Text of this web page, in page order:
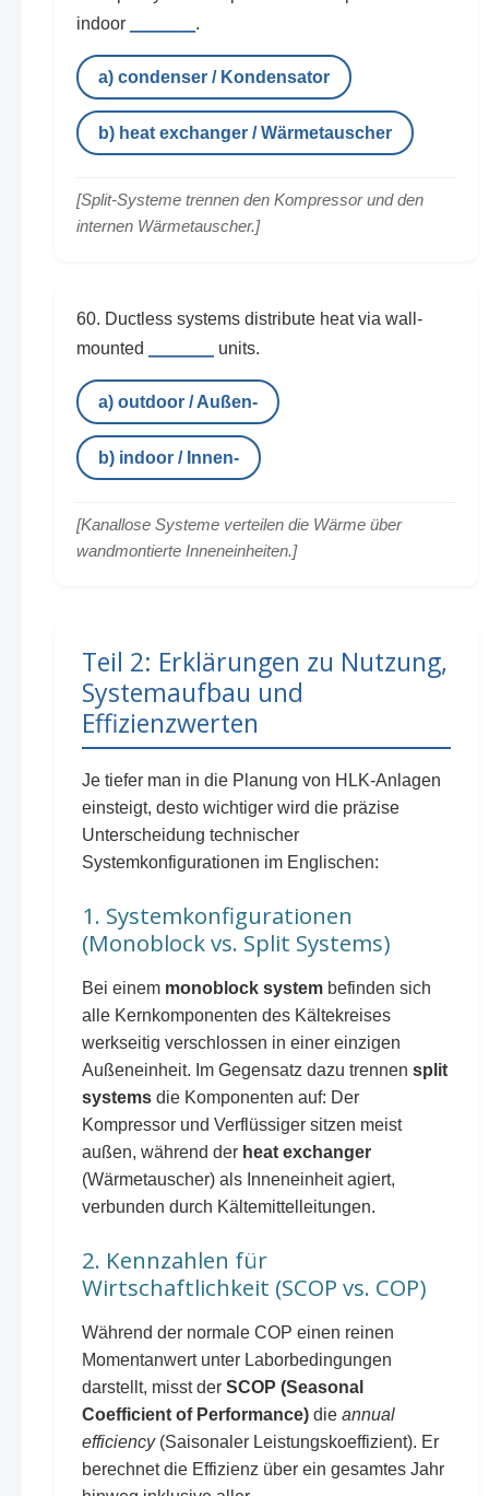
indoor
.
a) condenser / Kondensator
b) heat exchanger / Wärmetauscher
[Split-Systeme trennen den Kompressor und den
internen Wärmetauscher.]
60. Ductless systems distribute heat via wall-
mounted
units.
a) outdoor / Außen-
b) indoor / Innen-
[Kanallose Systeme verteilen die Wärme über
wandmontierte Inneneinheiten.]
Teil 2: Erklärungen zu Nutzung,
Systemaufbau und
Effizienzwerten
Je tiefer man in die Planung von HLK-Anlagen
einsteigt, desto wichtiger wird die präzise
Unterscheidung technischer
Systemkonfigurationen im Englischen:
1. Systemkonfigurationen
(Monoblock vs. Split Systems)
Bei einem monoblock system befinden sich
alle Kernkomponenten des Kältekreises
werkseitig verschlossen in einer einzigen
Außeneinheit. Im Gegensatz dazu trennen split
systems die Komponenten auf: Der
Kompressor und Verflüssiger sitzen meist
außen, während der heat exchanger
(Wärmetauscher) als Inneneinheit agiert,
verbunden durch Kältemittelleitungen.
2. Kennzahlen für
Wirtschaftlichkeit (SCOP vs. COP)
Während der normale COP einen reinen
Momentanwert unter Laborbedingungen
darstellt, misst der SCOP (Seasonal
Coefficient of Performance) die annual
efficiency(Saisonaler Leistungskoeffizient). Er
berechnet die Effizienz über ein gesamtes Jahr